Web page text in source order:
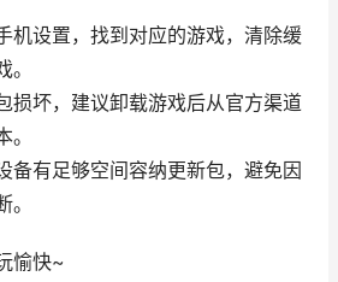
机设置，找到对应的游戏，清除缓
损坏，建议卸载游戏后从官方渠道
备有足够空间容纳更新包，避免因
愉快~